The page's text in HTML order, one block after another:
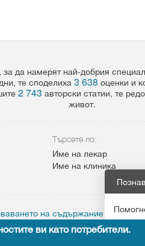
за да намерят най-добрия
те споделиха 3 638 оценки и
2 743 авторски статии, те
живот.
Търсете по:
Име на лекар
Име на клиника
на съдържание от
ви като потребители.